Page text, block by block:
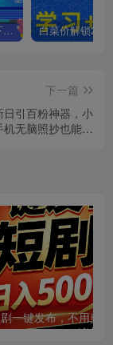
全网VIP课程 无损下载~.~
下一篇
引百粉神器，小
机无脑照抄也能日